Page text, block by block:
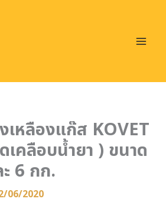
เหลืองแก๊ส KOVET
เคลือบน้ำยา ) ขนาด
6 กก.
06/2020